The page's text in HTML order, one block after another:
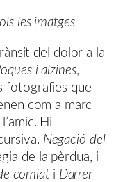
imatges
del dolor a la
i alzines,
fotografies que
com a marc
Hi
Negació del
de la pèrdua, i
comiati Darrer